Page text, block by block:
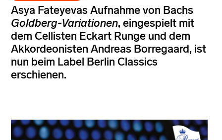
Asya Fateyevas Aufnahme von Bachs
Goldberg-Variationen, eingespielt mit
dem Cellisten Eckart Runge und dem
Akkordeonisten Andreas Borregaard, ist
nun beim Label Berlin Classics
erschienen.